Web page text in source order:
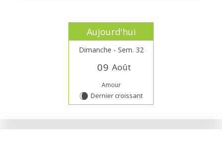
Aujourd'hui
Dimanche - Sem. 32
09 Août
Amour
W Dernier croissant